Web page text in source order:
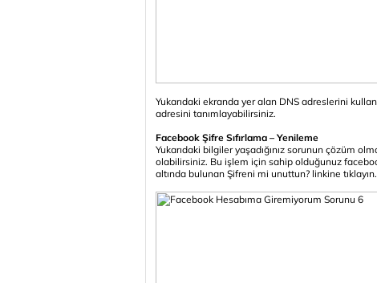
Yukarıdaki ekranda yer alan DNS adreslerini
adresini tanımlayabilirsiniz.
Facebook Şifre Sıfırlama – Yenileme
Yukarıdaki bilgiler yaşadığınız sorunun çözüm
olabilirsiniz. Bu işlem için sahip olduğunuz
altında bulunan Şifreni mi unuttun? linkine tıklayın.